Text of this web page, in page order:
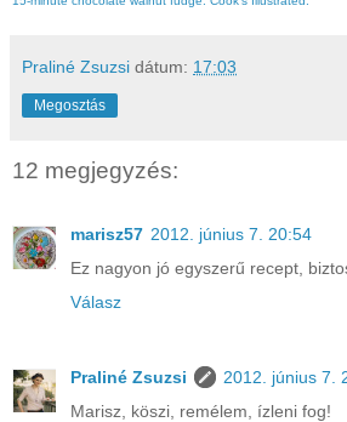
Praliné Zsuzsi dátum: 17:03
Megosztás
12 megjegyzés:
marisz57 2012. június 7. 20:54
Ez nagyon jó egyszerű recept,
Válasz
Praliné Zsuzsi
2012. június 7.
Marisz, köszi, remélem, ízleni fog!